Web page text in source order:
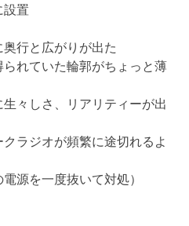
置
奥行と広がりが出た
られていた輪郭がちょっと薄
々しさ、リアリティーが出
ラジオが頻繁に途切れるよ
源を一度抜いて対処）